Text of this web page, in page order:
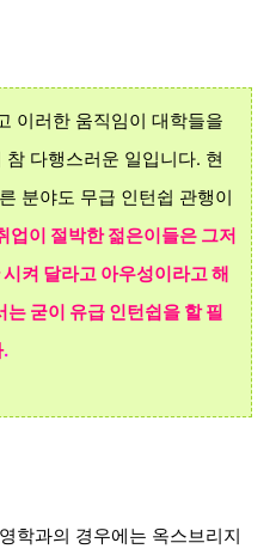
이러한 움직임이 대학들을
다행스러운 일입니다. 현
분야도 무급 인턴쉽 관행이
업이 절박한젊은이들은 그저
시켜 달라고 아우성이라고 해
굳이 유급 인턴쉽을 할 필
.
학과의 경우에는 옥스브리지